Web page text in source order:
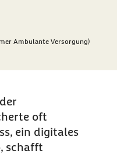
Ambulante Versorgung)
oft
ein digitales
, schafft